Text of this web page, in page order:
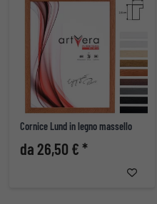
Cornice Lund in legno massello
da 26,50 € *